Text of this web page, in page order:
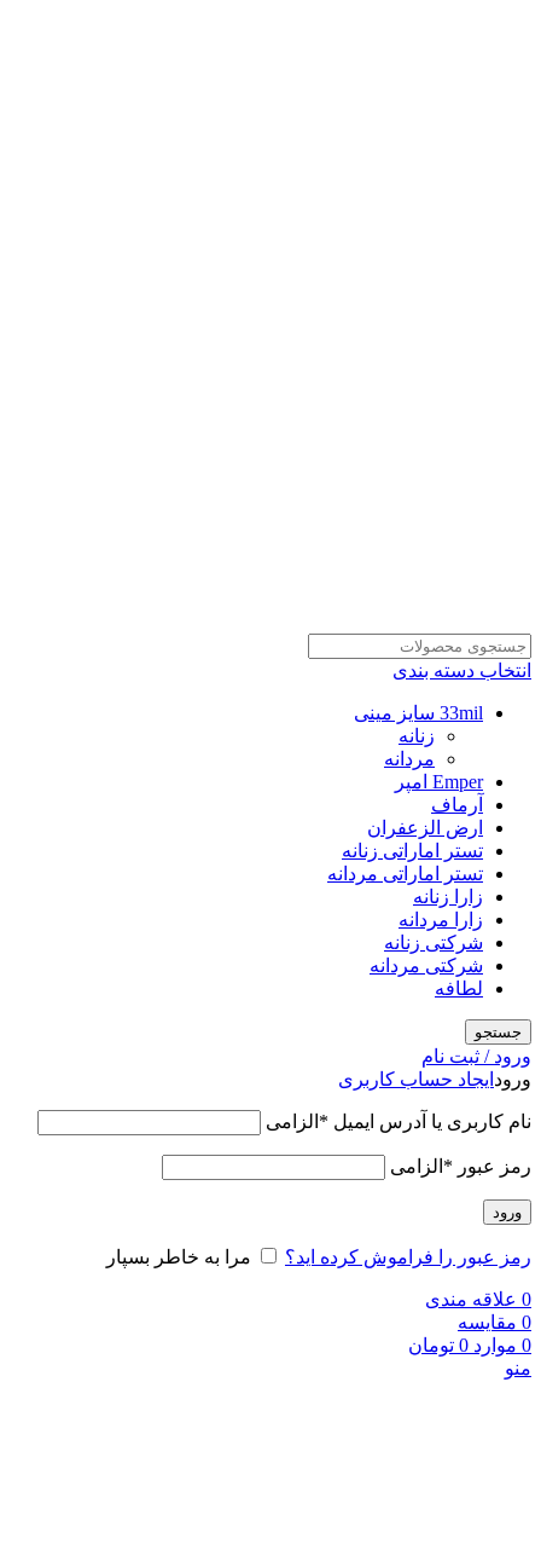
انتخاب دسته بندی
33mil سایز مینی
زنانه
مردانه
Emper امپر
آرماف
ارض الزعفران
تستر اماراتی زنانه
تستر اماراتی مردانه
زارا زنانه
زارا مردانه
شرکتی زنانه
شرکتی مردانه
لطافه
جستجو
ورود / ثبت نام
ورود ایجاد حساب کاربری
نام کاربری یا آدرس ایمیل * الزامی
رمز عبور * الزامی
ورود
رمز عبور را فراموش کرده اید؟ مرا به خاطر بسپار
0 علاقه مندی
0 مقایسه
0 موارد 0 تومان
منو